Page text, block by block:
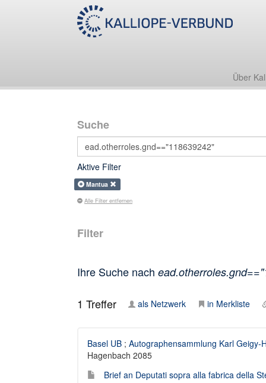
Über
Suche
Aktive Filter
Mantua
Alle Filter entfernen
Filter
Ihre Suche nach
1 Treffer als Netzwerk in Merkliste
Basel UB ; Autographensammlung Karl Geigy-
Hagenbach 2085
Brief an Deputati sopra alla fabrica della